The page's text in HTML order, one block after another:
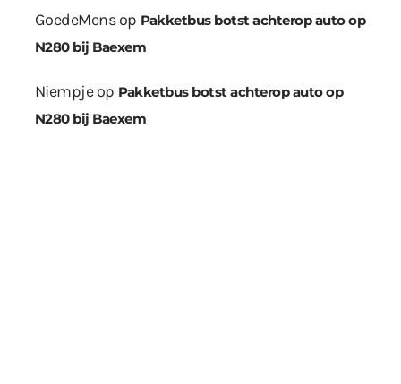
GoedeMensop Pakketbus botst achterop auto op
N280 bij Baexem
Niempjeop Pakketbus botst achterop auto op
N280 bij Baexem